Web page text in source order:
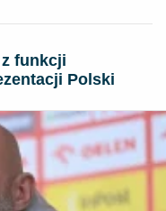
z funkcji
Polski